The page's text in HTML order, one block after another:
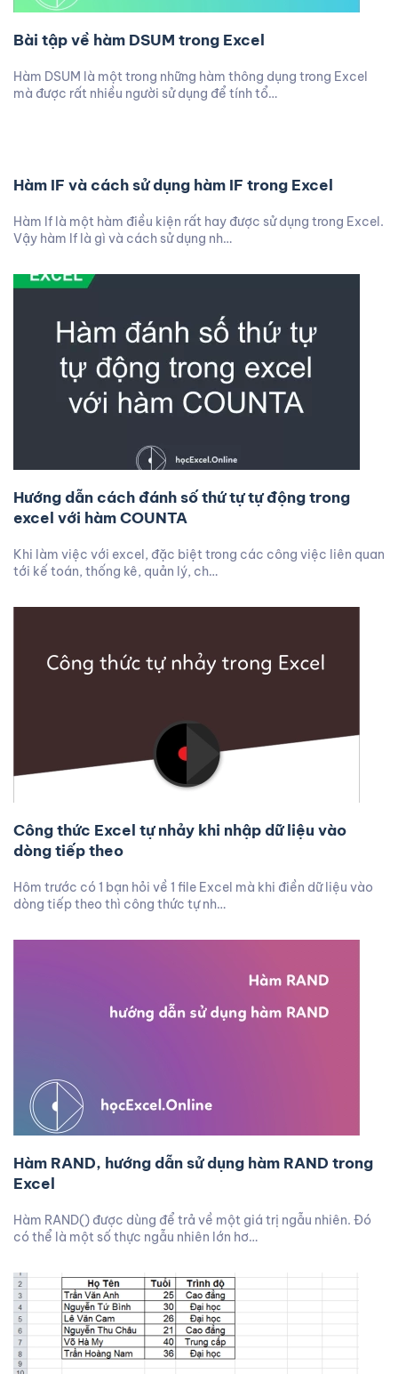
Bài tập về hàm DSUM trong Excel
Hàm DSUM là một trong những hàm thông dụng trong Excel
mà được rất nhiều người sử dụng để tính tổ…
Hàm IF và cách sử dụng hàm IF trong Excel
Hàm If là một hàm điều kiện rất hay được sử dụng trong Excel.
Vậy hàm If là gì và cách sử dụng nh…
Hướng dẫn cách đánh số thứ tự tự động trong
excel với hàm COUNTA
Khi làm việc với excel, đặc biệt trong các công việc liên quan
tới kế toán, thống kê, quản lý, ch…
Công thức Excel tự nhảy khi nhập dữ liệu vào
dòng tiếp theo
Hôm trước có 1 bạn hỏi về 1 file Excel mà khi điền dữ liệu vào
dòng tiếp theo thì công thức tự nh…
Hàm RAND, hướng dẫn sử dụng hàm RAND trong
Excel
Hàm RAND() được dùng để trả về một giá trị ngẫu nhiên. Đó
có thể là một số thực ngẫu nhiên lớn hơ…